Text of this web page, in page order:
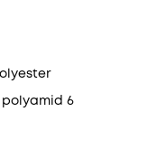
polyamid 6